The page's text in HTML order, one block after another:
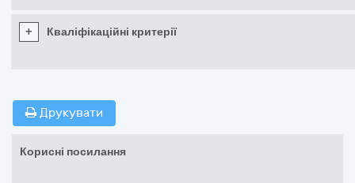
+ Кваліфікаційні критерії
Друкувати
Корисні посилання